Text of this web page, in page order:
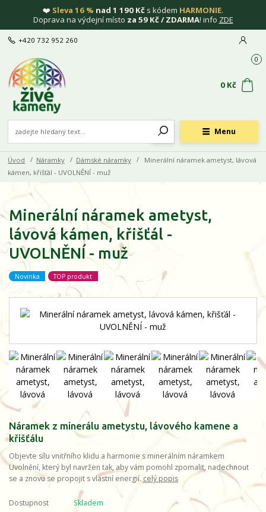
❤️ Sleva 16 % nad 1 190 Kč s kódem HARMONIE.
Doprava na výdejní místo za 59 Kč / ZDARMA! info ZDE
Menu
+420 732 952 260
0
0 Kč
Úvod Náramky Dámské náramky
Minerální náramek ametyst, lávová
kámen, křišťál - UVOLNĚNÍ - muž
Minerální náramek ametyst,
lávová kámen, křišťál -
UVOLNĚNÍ - muž
Novinka TOP produkt
Náramek z minerálu ametystu, lávového kamene a
křišťálu
Objevte sílu vnitřního klidu a harmonie s minerálním náramkem
Uvolnění, který byl navržen tak, aby vám pomohl zpomalit, nadechnout
se a znovu se propojit s vlastní energií. celý popis
Dostupnost
Skladem